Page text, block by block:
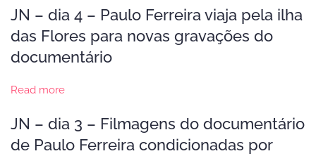
JN – dia 4 – Paulo Ferreira viaja pela ilha
das Flores para novas gravações do
documentário
Read more
JN – dia 3 – Filmagens do documentário
de Paulo Ferreira condicionadas por